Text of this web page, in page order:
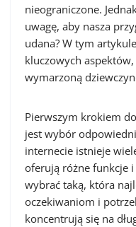
nieograniczone.
uwagę, aby nasza
udana? W tym
kluczowych
wymarzoną
Pierwszym krokiem
jest wybór
internecie istnieje
oferują różne funkcje
wybrać taką, która
oczekiwaniom i
koncentrują się na